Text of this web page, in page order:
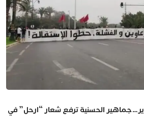
الحسنية ترفع شعار “ارحل” في